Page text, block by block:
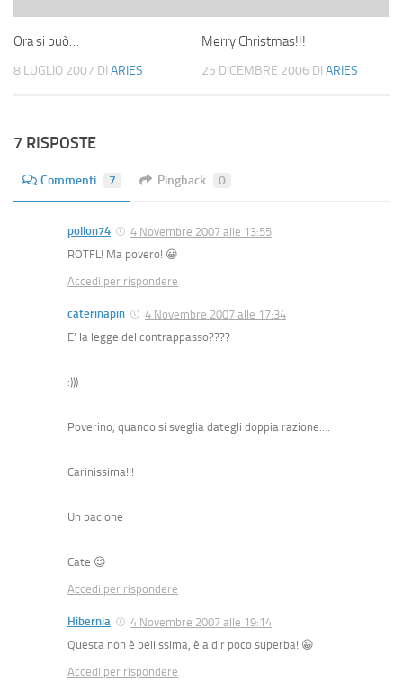
Ora si può…
8 LUGLIO 2007 DI ARIES
Merry Christmas!!!
25 DICEMBRE 2006 DI ARIES
7 RISPOSTE
Commenti 7 Pingback 0
pollon74
4 Novembre 2007 alle 13:55
ROTFL! Ma povero! 😀
Accedi per rispondere
caterinapin
4 Novembre 2007 alle 17:34
E’ la legge del contrappasso????
:)))
Poverino, quando si sveglia dategli doppia razione….
Carinissima!!!
Un bacione
Cate 😉
Accedi per rispondere
Hibernia
4 Novembre 2007 alle 19:14
Questa non è bellissima, è a dir poco superba! 😀
Accedi per rispondere